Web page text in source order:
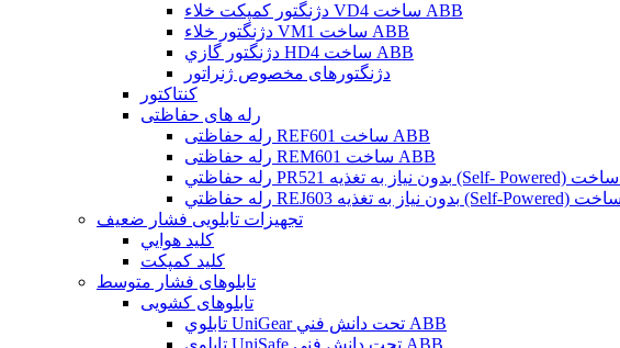
دژنگتور کمپکت خلاء VD4 ساخت ABB
دژنگتور خلاء VM1 ساخت ABB
دژنگتور گازي HD4 ساخت ABB
دژنگتورهای مخصوص ژنراتور
کنتاکتور
رله های حفاظتی
رله حفاظتی REF601 ساخت ABB
رله حفاظتی REM601 ساخت ABB
تجهیزات تابلویی فشار ضعیف
کليد هوايي
کليد کمپکت
تابلوهای فشار متوسط
تابلوهای کشویی
تابلوي UniGear تحت دانش فني ABB
تابلوي UniSafe تحت دانش فني ABB